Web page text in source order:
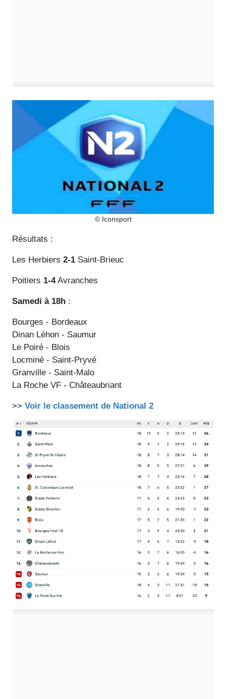
© Iconsport
Résultats :
Les Herbiers 2-1 Saint-Brieuc
Poitiers 1-4Avranches
Samedi à 18h :
Bourges - Bordeaux
Dinan Léhon - Saumur
Le Poiré - Blois
Locminé - Saint-Pryvé
Granville - Saint-Malo
La Roche VF - Châteaubriant
>> Voir le classement de National 2